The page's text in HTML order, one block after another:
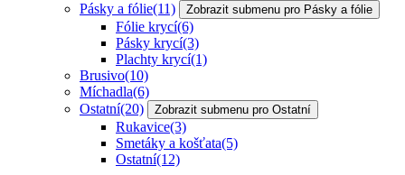
Pásky a fólie(11) Zobrazit submenu pro Pásky a fólie
Fólie krycí(6)
Pásky krycí(3)
Plachty krycí(1)
Brusivo(10)
Míchadla(6)
Ostatní(20) Zobrazit submenu pro Ostatní
Rukavice(3)
Smetáky a košťata(5)
Ostatní(12)